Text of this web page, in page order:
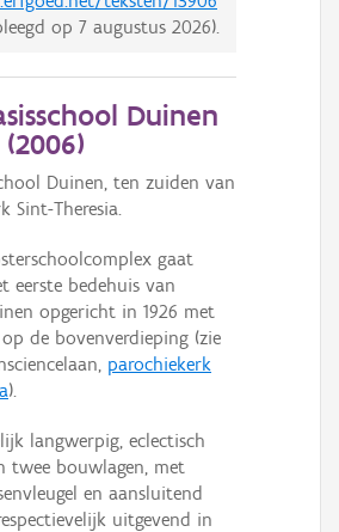
op 7 augustus 2026).
Duinen
2006)
Duinen, ten zuiden van
Sint-Theresia.
gaat
eerste bedehuis van
opgericht in 1926 met
de bovenverdieping (zie
parochiekerk
).
langwerpig, eclectisch
twee bouwlagen, met
en aansluitend
uitgevend in